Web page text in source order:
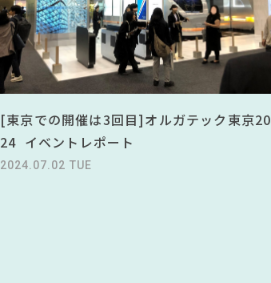
[東京での開催は3回目]オルガテック東京20
24 イベントレポート
2024.07.02 TUE